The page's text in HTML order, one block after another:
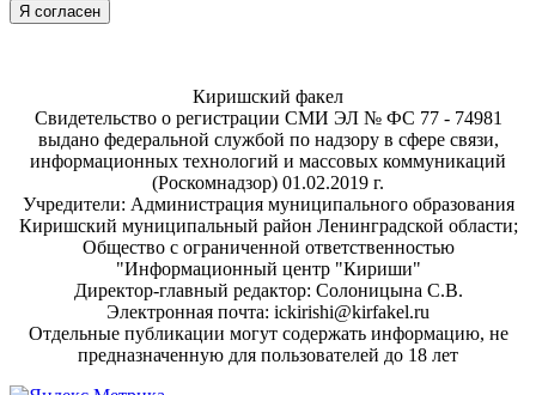
Я согласен
Киришский факел
Свидетельство о регистрации СМИ ЭЛ № ФС 77 - 74981
выдано федеральной службой по надзору в сфере связи,
информационных технологий и массовых коммуникаций
(Роскомнадзор) 01.02.2019 г.
Учредители: Администрация муниципального образования
Киришский муниципальный район Ленинградской области;
Общество с ограниченной ответственностью
"Информационный центр "Кириши"
Директор-главный редактор: Солоницына С.В.
Электронная почта: ickirishi@kirfakel.ru
Отдельные публикации могут содержать информацию, не
предназначенную для пользователей до 18 лет